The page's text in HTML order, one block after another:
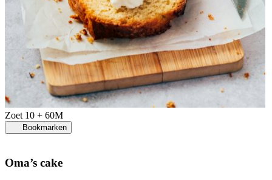
Zoet 10 + 60M
Bookmarken
Oma’s cake